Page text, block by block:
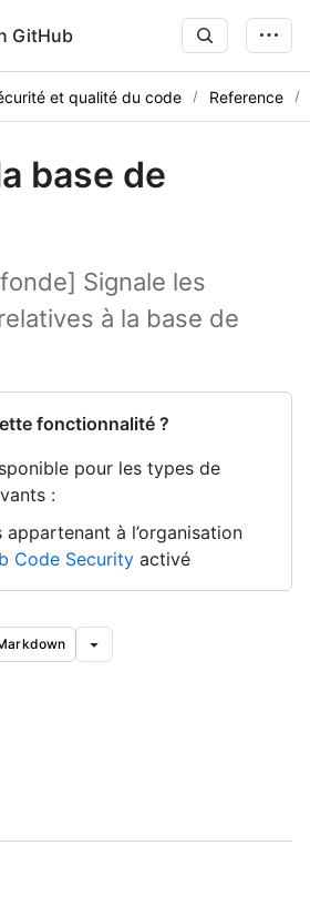
GitHub
et qualité du code Reference
base de
Signale les
à la base de
fonctionnalité ?
pour les types de
:
appartenant à l’organisation
Code Security activé